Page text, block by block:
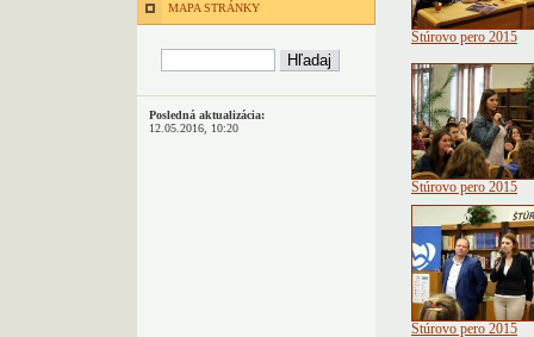
MAPA STRÁNKY
Posledná aktualizácia:
12.05.2016, 10:20
Štúrovo pero 2015
Štúrovo pero 2015
Štúrovo pero 2015